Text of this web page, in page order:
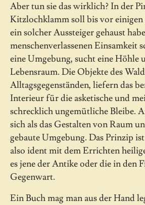
Aber tun sie das wirklich? In der
Kitzlochklamm soll bis vor einigen
ein solcher Aussteiger gehaust
menschenverlassenen Einsamkeit
eine Umgebung, sucht eine Höhle
Lebensraum. Die Objekte des
Alltagsgegenständen, liefern das
Interieur für die asketische und
schrecklich ungemütliche Bleibe.
sich als das Gestalten von Raum
gebaute Umgebung. Das Prinzip
also ident mit dem Errichten
es jene der Antike oder die in den
Gegenwart.
Ein Buch mag man aus der Hand